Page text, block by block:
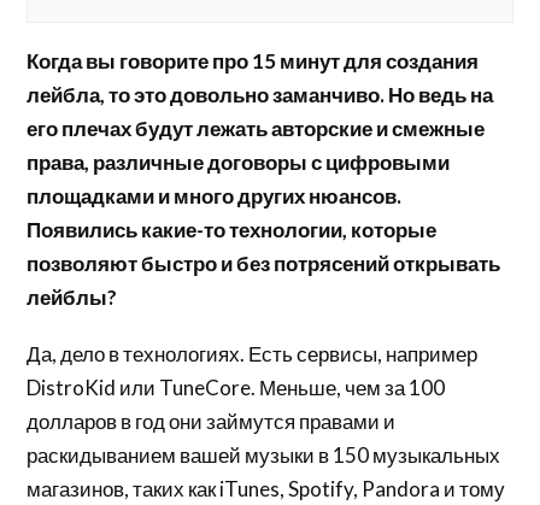
Когда вы говорите про 15 минут для создания
лейбла, то это довольно заманчиво. Но ведь на
его плечах будут лежать авторские и смежные
права, различные договоры с цифровыми
площадками и много других нюансов.
Появились какие-то технологии, которые
позволяют быстро и без потрясений открывать
лейблы?
Да, дело в технологиях. Есть сервисы, например
DistroKid или TuneCore. Меньше, чем за 100
долларов в год они займутся правами и
раскидыванием вашей музыки в 150 музыкальных
магазинов, таких как iTunes, Spotify, Pandora и тому